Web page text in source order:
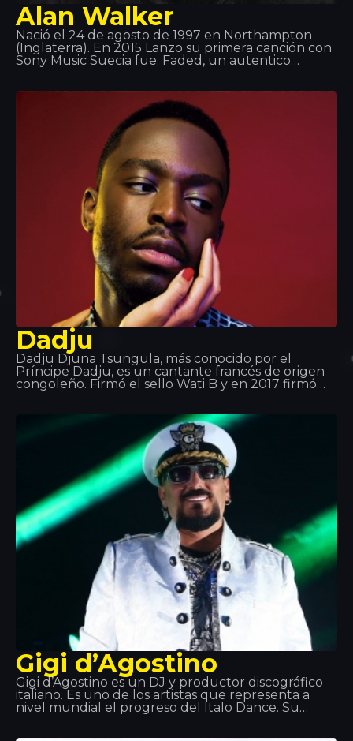
Alan Walker
Nació el 24 de agosto de 1997 en Northampton
(Inglaterra). En 2015 Lanzo su primera canción con
Sony Music Suecia fue: Faded, un autentico
sencillo Alone. En 2017, se lanzó su nuevo sencillo
Tired, y cuenta con la voz del cantante irlandés
Dadju
Dadju Djuna Tsungula, más conocido por el
Príncipe Dadju, es un cantante francés de origen
congoleño. Firmó el sello Wati B y en 2017 firmó
junto con el rapero Abou Tall de 2012 a 2016. El
dúo formó parte del sello Wati B y lanzó el álbum
Indéfini. El dúo anunció que se estaban separando
para que cada uno siguiera una carrera en solitario.
Dadju lanzó su álbum en solitario Gentleman 2.0
en 2017.
Gigi d’Agostino
Gigi d’Agostino es un DJ y productor discográfico
italiano. Es uno de los artistas que representa a
nivel mundial el progreso del Italo Dance. Su